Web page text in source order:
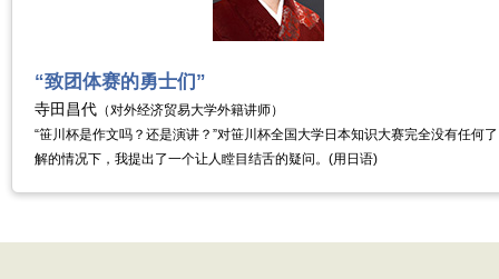
“致团体赛的勇士们”
寺田昌代 （对外经济贸易大学外籍讲师）
“笹川杯是作文吗？还是演讲？”对笹川杯全国大学日本知识大赛完全没有任何了
解的情况下，我提出了一个让人瞠目结舌的疑问。(用日语)